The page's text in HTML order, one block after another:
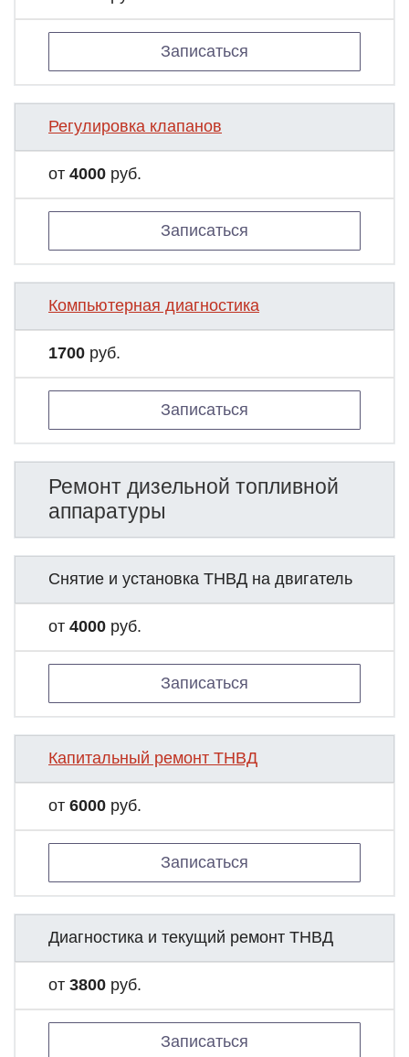
Записаться
Регулировка клапанов
от 4000 руб.
Записаться
Компьютерная диагностика
1700 руб.
Записаться
Ремонт дизельной топливной
аппаратуры
Снятие и установка ТНВД на двигатель
от 4000 руб.
Записаться
Капитальный ремонт ТНВД
от 6000 руб.
Записаться
Диагностика и текущий ремонт ТНВД
от 3800 руб.
Записаться